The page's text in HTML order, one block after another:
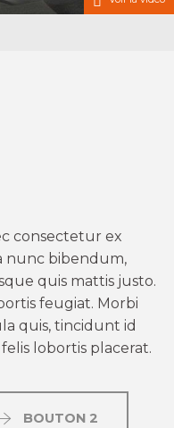
favoris
consectetur ex
nunc bibendum,
quis mattis justo.
feugiat. Morbi
quis, tincidunt id
lobortis placerat.
BOUTON 2